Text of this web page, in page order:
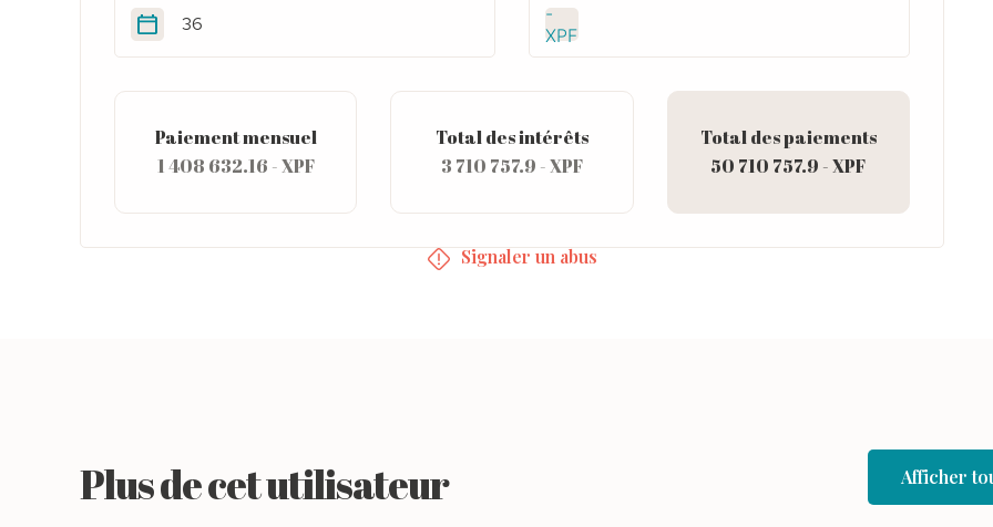
-
XPF
Paiement mensuel
1 408 632.16 - XPF
Total des intérêts
3 710 757.9 - XPF
Total des paiements
50 710 757.9 - XPF
Signaler un abus
Plus de cet utilisateur Afficher